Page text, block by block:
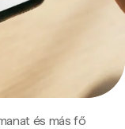
és más fő